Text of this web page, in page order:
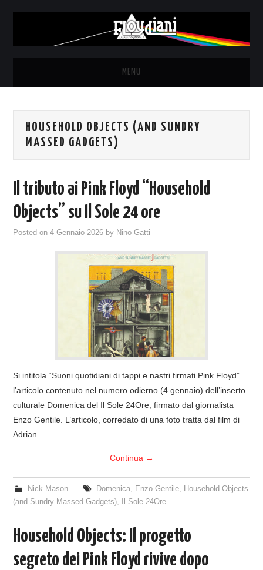
MENU
NEWS
THE LUNATICS
SYD BARRETT – ALLE SOGLIE
DELL’ALBA
CONTATTI
RELICS – SFALCI E RAMAGLIE
POLICY/COOKIES
HOUSEHOLD OBJECTS (AND SUNDRY
MASSED GADGETS)
Il tributo ai Pink Floyd “Household
Objects” su Il Sole 24 ore
Posted on4 Gennaio 2026 by Nino Gatti
Si intitola “Suoni quotidiani di tappi e nastri firmati Pink Floyd”
l’articolo contenuto nel numero odierno (4 gennaio) dell’inserto
culturale Domenica del Il Sole 24Ore, firmato dal giornalista
Enzo Gentile. L’articolo, corredato di una foto tratta dal film di
Adrian…
Continua →
Nick Mason Domenica, Enzo Gentile, Household Objects
(and Sundry Massed Gadgets), Il Sole 24Ore
Household Objects: Il progetto
segreto dei Pink Floyd rivive dopo